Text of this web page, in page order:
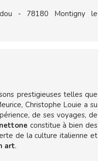
- 78180 Montigny le
prestigieuses telles que
Christophe Louie a su
de ses voyages, de
constitue à bien des
de la culture italienne et
art.